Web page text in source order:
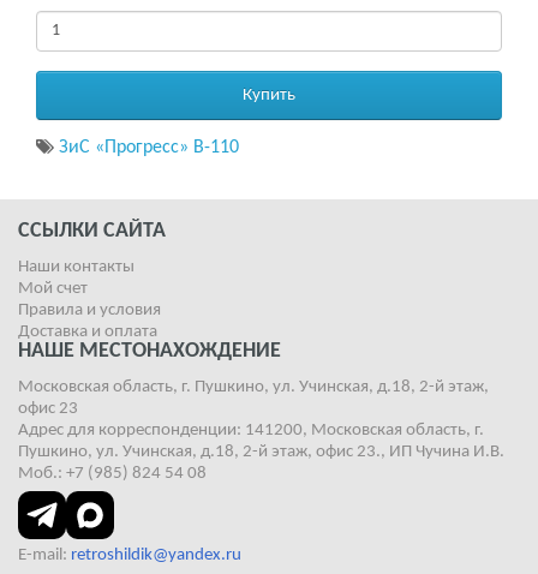
Купить
ЗиС «Прогресс» В-110
ССЫЛКИ САЙТА
Наши контакты
Мой счет
Правила и условия
Доставка и оплата
НАШЕ МЕСТОНАХОЖДЕНИЕ
Московская область, г. Пушкино, ул. Учинская, д.18, 2-й этаж,
офис 23
Адрес для корреспонденции: 141200, Московская область, г.
Пушкино, ул. Учинская, д.18, 2-й этаж, офис 23., ИП Чучина И.В.
Моб.: +7 (985) 824 54 08
E-mail: retroshildik@yandex.ru